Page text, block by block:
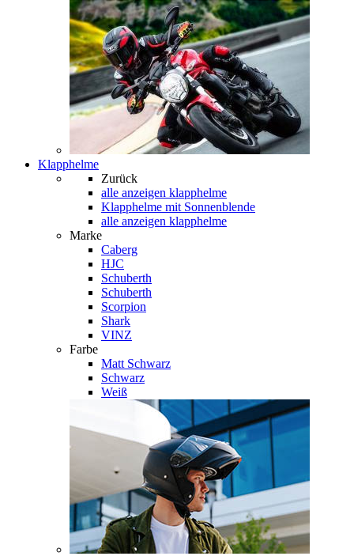
Klapphelme
Zurück
alle anzeigen klapphelme
Klapphelme mit Sonnenblende
alle anzeigen klapphelme
Marke
Caberg
HJC
Schuberth
Schuberth
Scorpion
Shark
VINZ
Farbe
Matt Schwarz
Schwarz
Weiß